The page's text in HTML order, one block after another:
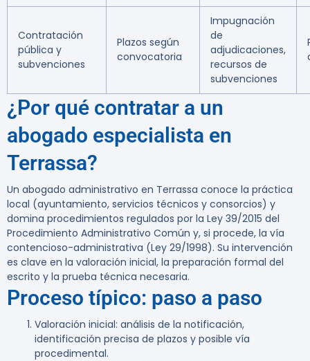
Contratación
pública y
subvenciones
Plazos según
convocatoria
Impugnación
de
adjudicaciones,
recursos de
subvenciones
¿Por qué contratar a un
abogado especialista en
Terrassa?
Un abogado administrativo en Terrassa conoce la práctica
local (ayuntamiento, servicios técnicos y consorcios) y
domina procedimientos regulados por la Ley 39/2015 del
Procedimiento Administrativo Común y, si procede, la vía
contencioso-administrativa (Ley 29/1998). Su intervención
es clave en la valoración inicial, la preparación formal del
escrito y la prueba técnica necesaria.
Proceso típico: paso a paso
Valoración inicial: análisis de la notificación,
identificación precisa de plazos y posible vía
procedimental.